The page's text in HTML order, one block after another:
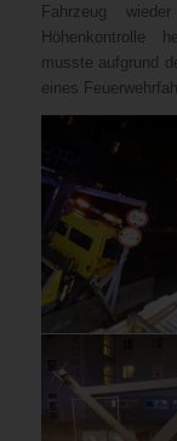
Fahrzeug
Höhenkontrolle
musste aufgrund
eines